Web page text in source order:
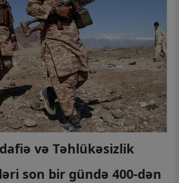
və Təhlükəsizlik
son bir gündə 400-dən